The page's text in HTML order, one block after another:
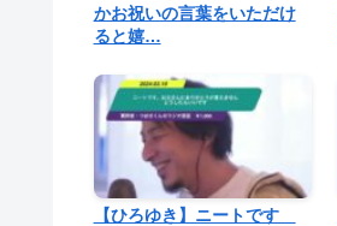
かお祝いの言葉をいただけ
ると嬉…
【ひろゆき】ニートです